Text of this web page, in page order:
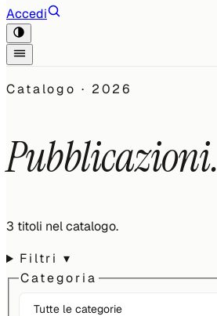
Accedi
Catalogo · 2026
Pubblicazioni.
3 titoli nel catalogo.
Filtri▾
Categoria